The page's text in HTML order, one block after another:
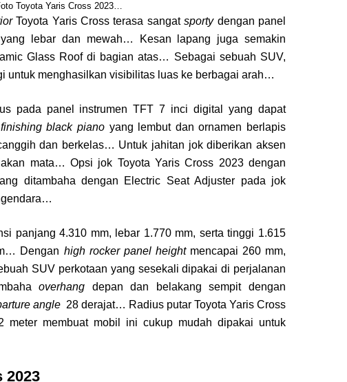
Toyota Yaris Cross 2023…
Toyota Yaris Cross terasa sangatsportydengan panel
lebar dan mewah… Kesan lapang juga semakin
Glass Roof di bagian atas… Sebagai sebuah SUV,
untuk menghasilkan visibilitas luas ke berbagai arah…
pada panel instrumen TFT 7 inci digital yang dapat
finishing black piano yang lembut dan ornamen berlapis
dan berkelas… Untuk jahitan jok diberikan aksen
mata… Opsi jok Toyota Yaris Cross 2023 dengan
ditambaha dengan Electric Seat Adjuster pada jok
panjang 4.310 mm, lebar 1.770 mm, serta tinggi 1.615
Dengan high rocker panel heightmencapai 260 mm,
SUV perkotaan yang sesekali dipakai di perjalanan
overhang depan dan belakang sempit dengan
angle 28 derajat… Radius putar Toyota Yaris Cross
meter membuat mobil ini cukup mudah dipakai untuk
2023